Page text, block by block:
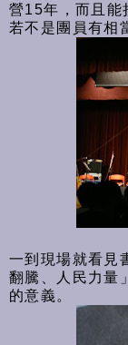
營15年，而且能
若不是團員有相
一到現場就看見
翻騰、人民力量
的意義。